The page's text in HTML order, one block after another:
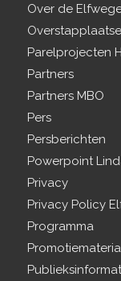
Over de
Parelprojecten
Partners
Partners MBO
Pers
Persberichten
Powerpoint
Privacy
Privacy Policy
Programma